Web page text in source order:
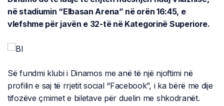
në stadiumin “Elbasan Arena” në orën 16:45, e
vlefshme për javën e 32-të në Kategorinë Superiore.
Së fundmi klubi i Dinamos me anë të një njoftimi në
profilin e saj të rrjetit social “Facebook”, i ka bërë me dije
tifozëve çmimet e biletave për duelin me shkodranët.